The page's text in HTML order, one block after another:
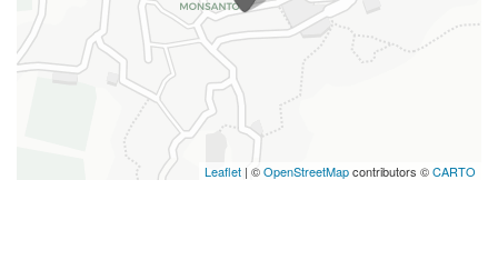
Leaflet | ©OpenStreetMapcontributors ©CARTO